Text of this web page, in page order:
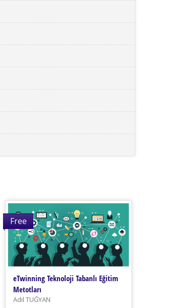
Free
eTwinning Teknoloji Tabanlı Eğitim
Metotları
Adil TUĞYAN